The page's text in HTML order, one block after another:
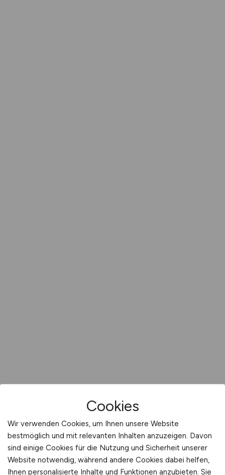
Cookies
Wir verwenden Cookies, um Ihnen unsere Website
bestmöglich und mit relevanten Inhalten anzuzeigen. Davon
sind einige Cookies für die Nutzung und Sicherheit unserer
Website notwendig, während andere Cookies dabei helfen,
Ihnen personalisierte Inhalte und Funktionen anzubieten. Sie